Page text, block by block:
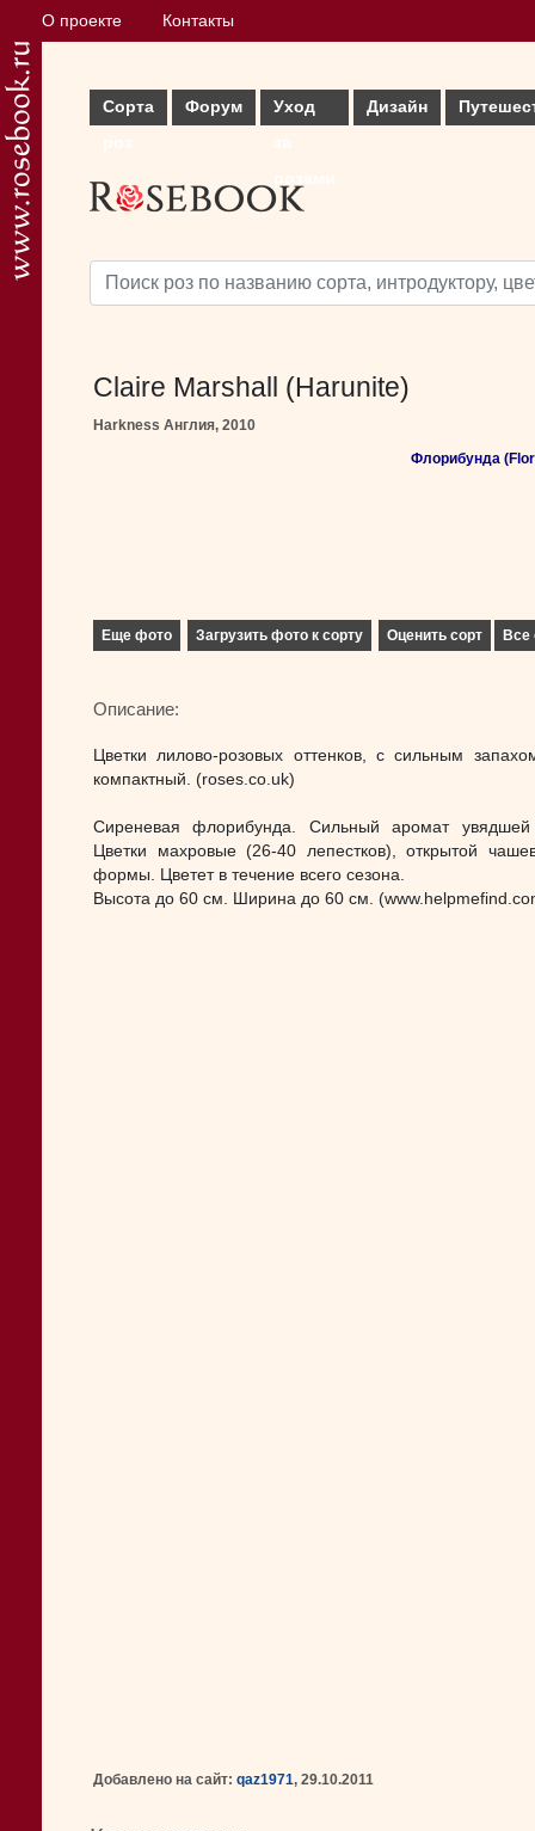
О проекте Контакты
Сорта
Форум
Уход
Дизайн
Claire Marshall (Harunite)
Harkness Англия, 2010
Флорибунда
Еще фото Загрузить фото к сорту Оценить сорт Все
Описание:
Цветки лилово-розовых оттенков, с сильным
компактный. (roses.co.uk)
Сиреневая флорибунда. Сильный аромат
Цветки махровые (26-40 лепестков), открытой
формы. Цветет в течение всего сезона.
Высота до 60 см. Ширина до 60 см.
Добавлено на сайт: qaz1971, 29.10.2011